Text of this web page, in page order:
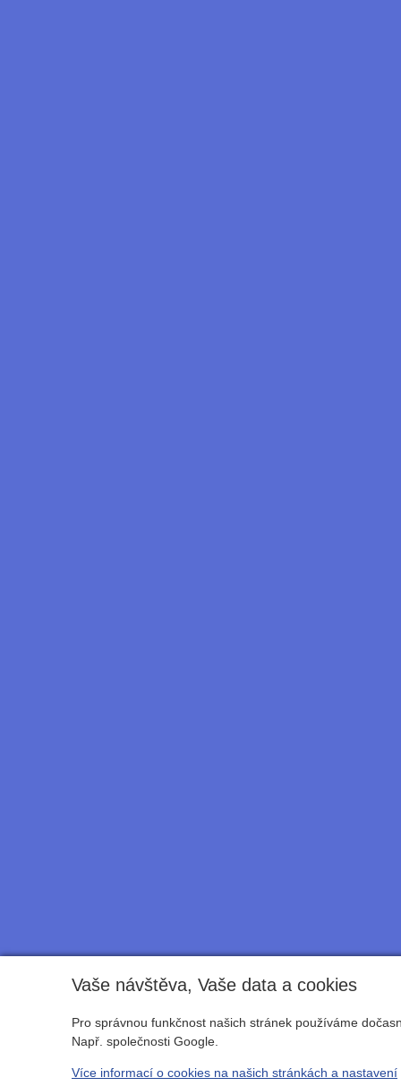
Vaše návštěva, Vaše data a cookies
Pro správnou funkčnost našich stránek používáme
Např. společnosti Google.
Více informací o cookies na našich stránkách a nastavení